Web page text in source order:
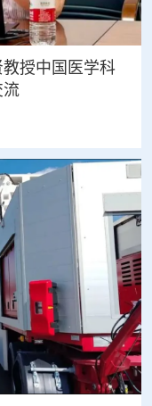
授中国医学科
流